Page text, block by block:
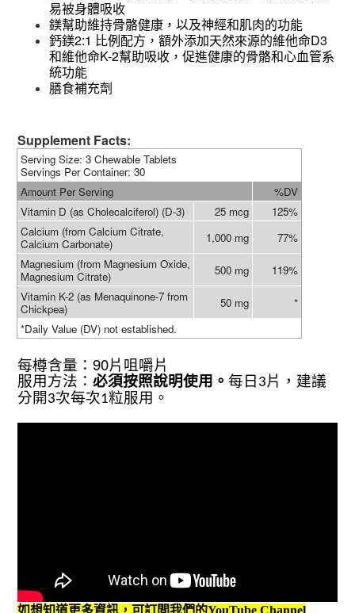
易被身體吸收
鎂幫助維持骨骼健康，以及神經和肌肉的功能
鈣鎂2:1 比例配方，額外添加天然來源的維他命D3
和維他命K-2幫助吸收，促進健康的骨骼和心血管系
統功能
膳食補充劑
Supplement Facts:
Serving Size: 3 Chewable Tablets
Servings Per Container: 30
Amount Per Serving
%DV
Vitamin D (as Cholecalciferol) (D-3)
25 mcg
125%
Calcium (from Calcium Citrate,
Calcium Carbonate)
1,000 mg
77%
Magnesium (from Magnesium Oxide,
Magnesium Citrate)
500 mg
119%
Vitamin K-2 (as Menaquinone-7 from
Chickpea)
50 mg
*
*Daily Value (DV) not established.
每樽含量： 90片咀嚼片
服用方法： 必須按照說明使用。 每日 3片，建議
分開 3次每次1粒服用。